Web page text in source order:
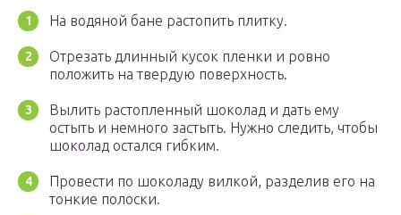
На водяной бане растопить плитку.
Отрезать длинный кусок пленки и ровно
положить на твердую поверхность.
Вылить растопленный шоколад и дать ему
остыть и немного застыть. Нужно следить, чтобы
шоколад остался гибким.
Провести по шоколаду вилкой, разделив его на
тонкие полоски.